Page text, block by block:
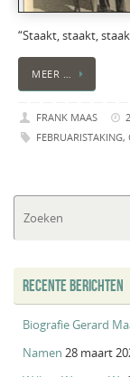
“Staakt, staakt,
MEER …
FRANK MAAS
FEBRUARISTAKING,
RECENTE BERICHTEN
Biografie Gerard
Namen 28 maart